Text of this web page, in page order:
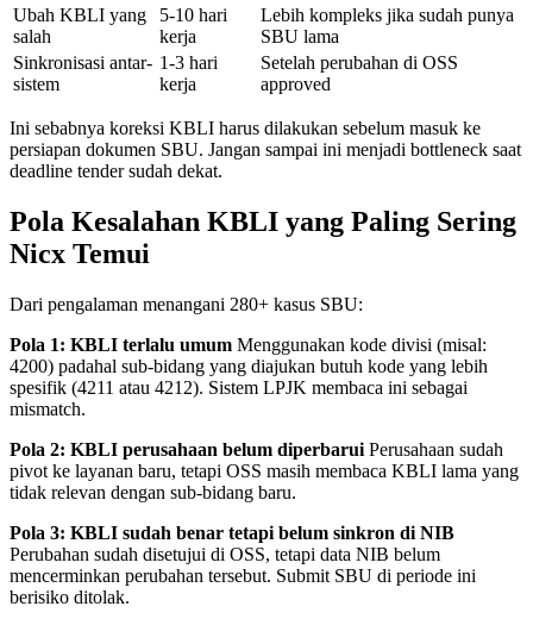
Ubah KBLI yang
salah
5-10 hari
kerja
Lebih kompleks jika sudah punya
SBU lama
Sinkronisasi antar-
sistem
1-3 hari
kerja
Setelah perubahan di OSS
approved
Ini sebabnya koreksi KBLI harus dilakukan sebelum masuk ke
persiapan dokumen SBU. Jangan sampai ini menjadi bottleneck saat
deadline tender sudah dekat.
Pola Kesalahan KBLI yang Paling Sering
Nicx Temui
Dari pengalaman menangani 280+ kasus SBU:
Pola 1: KBLI terlalu umum Menggunakan kode divisi (misal:
4200) padahal sub-bidang yang diajukan butuh kode yang lebih
spesifik (4211 atau 4212). Sistem LPJK membaca ini sebagai
mismatch.
Pola 2: KBLI perusahaan belum diperbarui Perusahaan sudah
pivot ke layanan baru, tetapi OSS masih membaca KBLI lama yang
tidak relevan dengan sub-bidang baru.
Pola 3: KBLI sudah benar tetapi belum sinkron di NIB
Perubahan sudah disetujui di OSS, tetapi data NIB belum
mencerminkan perubahan tersebut. Submit SBU di periode ini
berisiko ditolak.